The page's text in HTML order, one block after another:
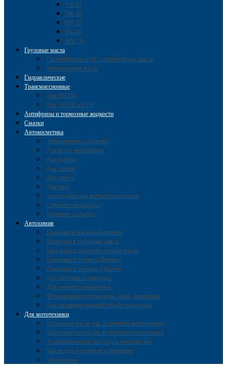
5W-40
5W-30
0W-30
0W-20
10W-30
Грузовые масла
Cинтетические и HC-синтетические масла
Минеральные масла
Гидравлические
Трансмиссионные
Для МКПП
Для АКПП и ГУР
Антифризы и тормозные жидкости
Смазки
Автокосметика
Эксклюзивные средства
Для всего автомобиля
Для кузова
Для салона
Для стёкол
Для шин
Аксессуары для мытья и полировки
Освежители воздуха
Влажные салфетки
Автохимия
Промывки масляной системы
Присадки в моторные масла
Присадки в трансмиссионные масла
Присадки в топливо (Бензин)
Присадки в топливо (Дизель)
Для системы охлаждения
Для ремонта автомобиля
Формирователи прокладок, клей, герметики
Для антикоррозионной обработки кузова
Для мототехники
Моторные масла для 2х тактной мототехники
Моторные масла для 4х тактной мототехники
Трансмиссионные масла для мотоциклов
Масла для мотовилок и фильтров
Мотохимия